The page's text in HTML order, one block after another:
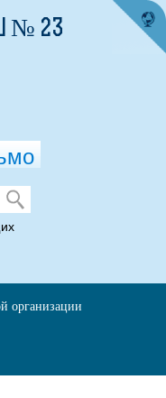
№ 23
организации